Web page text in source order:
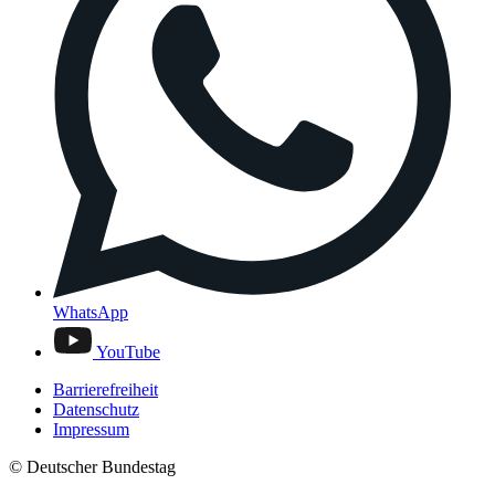
WhatsApp
YouTube
Barrierefreiheit
Datenschutz
Impressum
© Deutscher Bundestag